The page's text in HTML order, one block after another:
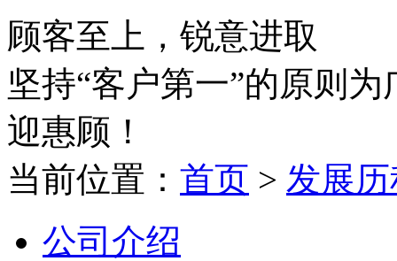
顾客至上，锐意进取
坚持“客户第一”的原则
迎惠顾！
当前位置： 首页 > 发展
公司介绍